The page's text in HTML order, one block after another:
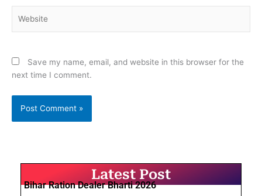
Save my name, email, and website in this browser for the
next time I comment.
Latest Post
Bihar Ration Dealer Bharti 2026